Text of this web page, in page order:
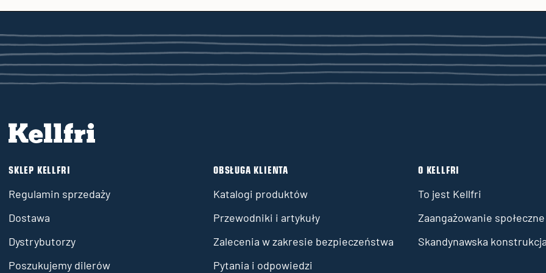
SKLEP KELLFRI
Regulamin sprzedaży
Dostawa
Dystrybutorzy
Poszukujemy dilerów
OBSŁUGA KLIENTA
Katalogi produktów
Przewodniki i artykuły
Zalecenia w zakresie bezpieczeństwa
Pytania i odpowiedzi
O KELLFRI
To jest Kellfri
Zaangażowanie społeczne
Skandynawska